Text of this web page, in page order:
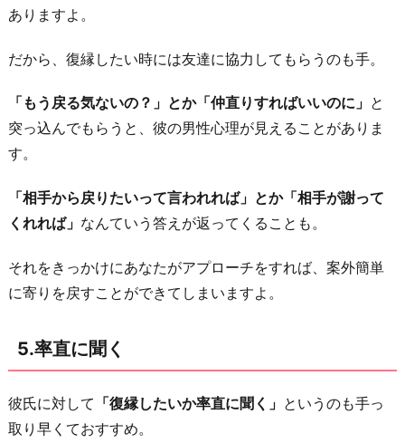
ありますよ。
だから、復縁したい時には友達に協力してもらうのも手。
「もう戻る気ないの？」とか「仲直りすればいいのに」 と
突っ込んでもらうと、彼の男性心理が見えることがありま
す。
「相手から戻りたいって言われれば」とか「相手が謝って
くれれば」 なんていう答えが返ってくることも。
それをきっかけにあなたがアプローチをすれば、案外簡単
に寄りを戻すことができてしまいますよ。
5.率直に聞く
彼氏に対して 「復縁したいか率直に聞く」 というのも手っ
取り早くておすすめ。